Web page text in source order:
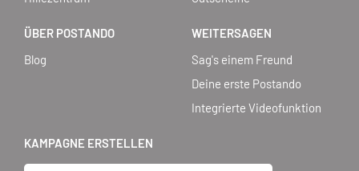
ÜBER POSTANDO
Blog
WEITERSAGEN
Sag's einem Freund
Deine erste Postando
Integrierte Videofunktion
KAMPAGNE ERSTELLEN